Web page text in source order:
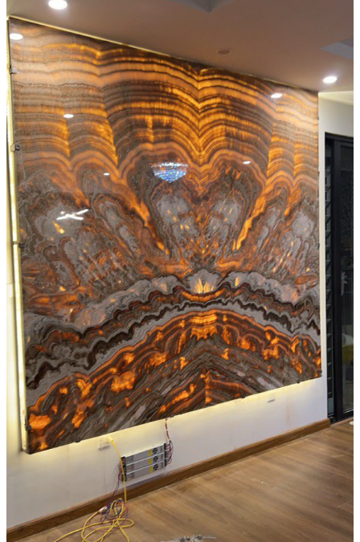
Đá Ốp Mặt Tiền
Đá Ốp Cột
Đá Ốp Mộ
Đá Ốp Thang Máy
Đá Ốp Bàn Bếp Nhân Tạo
Đá Ốp Bếp Tự Nhiên
Tranh đá
Tranh Đá Granite Đối Xứng
Tranh Đá Marble Đối Xứng
Tranh Đá Sơn Thủy Xuyên Sáng
Tranh Đá Thạch Anh Đối Xứng
Tranh Đá Xuyên Sáng Onyx
Vách Tivi ỐP Đá Cao Cấp
Đá Nhân Tạo
0
Giỏ hàng
Chưa có sản phẩm trong giỏ hàng.